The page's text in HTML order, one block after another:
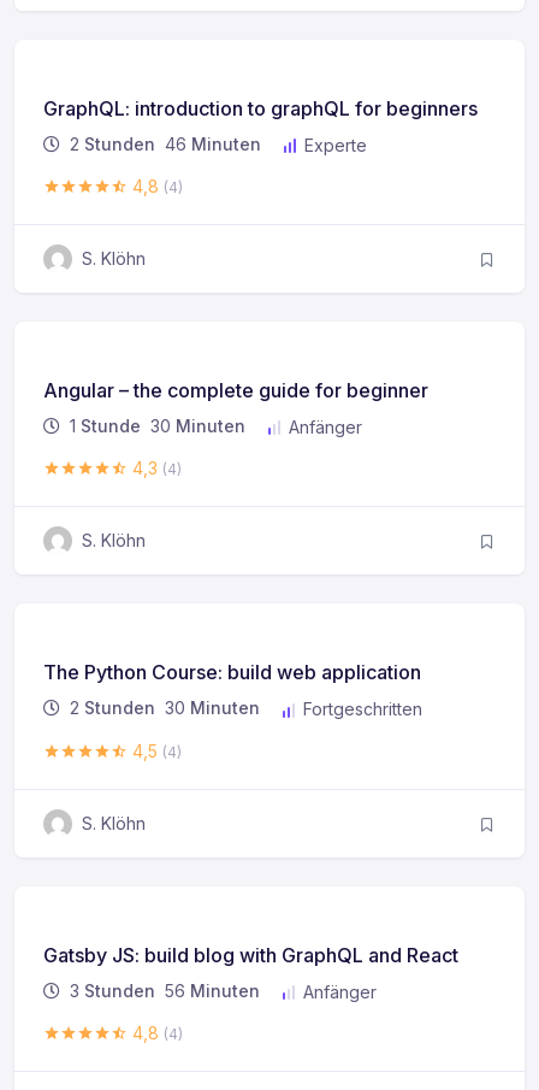
GraphQL: introduction to graphQL for beginners
2 Stunden 46 Minuten
Experte
4,8 (4)
S. Klöhn
Angular – the complete guide for beginner
1 Stunde 30 Minuten
Anfänger
4,3 (4)
S. Klöhn
The Python Course: build web application
2 Stunden 30 Minuten
Fortgeschritten
4,5 (4)
S. Klöhn
Gatsby JS: build blog with GraphQL and React
3 Stunden 56 Minuten
Anfänger
4,8 (4)